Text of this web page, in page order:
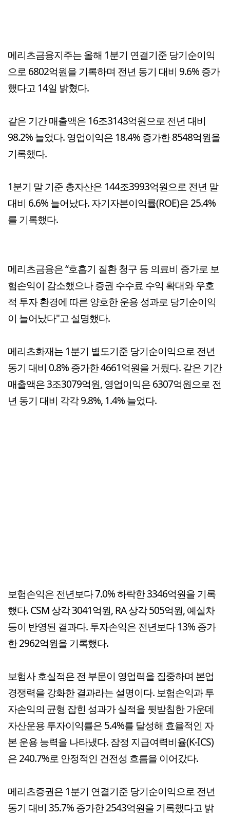
메리츠금융지주는 올해 1분기 연결기준 당기순이익
으로 6802억원을 기록하며 전년 동기 대비 9.6% 증가
했다고 14일 밝혔다.
같은 기간 매출액은 16조3143억원으로 전년 대비
98.2% 늘었다. 영업이익은 18.4% 증가한 8548억원을
기록했다.
1분기 말 기준 총자산은 144조3993억원으로 전년 말
대비 6.6% 늘어났다. 자기자본이익률(ROE)은 25.4%
를 기록했다.
메리츠금융은 “호흡기 질환 청구 등 의료비 증가로 보
험손익이 감소했으나 증권 수수료 수익 확대와 우호
적 투자 환경에 따른 양호한 운용 성과로 당기순이익
이 늘어났다"고 설명했다.
메리츠화재는 1분기 별도기준 당기순이익으로 전년
동기 대비 0.8% 증가한 4661억원을 거뒀다. 같은 기간
매출액은 3조3079억원, 영업이익은 6307억원으로 전
년 동기 대비 각각 9.8%, 1.4% 늘었다.
보험손익은 전년보다 7.0% 하락한 3346억원을 기록
했다. CSM 상각 3041억원, RA 상각 505억원, 예실차
등이 반영된 결과다. 투자손익은 전년보다 13% 증가
한 2962억원을 기록했다.
보험사 호실적은 전 부문이 영업력을 집중하며 본업
경쟁력을 강화한 결과라는 설명이다. 보험손익과 투
자손익의 균형 잡힌 성과가 실적을 뒷받침한 가운데
자산운용 투자이익률은 5.4%를 달성해 효율적인 자
본 운용 능력을 나타냈다. 잠정 지급여력비율(K-ICS)
은 240.7%로 안정적인 건전성 흐름을 이어갔다.
메리츠증권은 1분기 연결기준 당기순이익으로 전년
동기 대비 35.7% 증가한 2543억원을 기록했다고 밝